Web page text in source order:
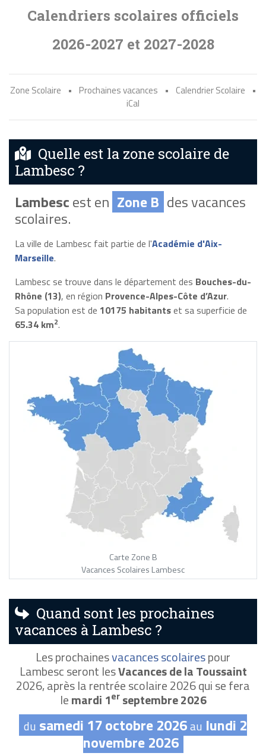
Calendriers scolaires officiels
2026-2027 et 2027-2028
Zone Scolaire • Prochaines vacances • Calendrier Scolaire
•
iCal
Quelle est la zone scolaire de
Lambesc ?
Lambescest en Zone B des vacances
scolaires.
La ville de Lambesc fait partie de l'Académie d'Aix-
Marseille.
Lambesc se trouve dans le département des Bouches-du-
Rhône (13), en région Provence-Alpes-Côte d’Azur.
Sa population est de 10175 habitantset sa superficie de
65.34 km2.
Carte Zone B
Vacances Scolaires Lambesc
Quand sont les prochaines
vacances à Lambesc ?
Les prochainesvacances scolairespour
Lambesc seront lesVacances de la Toussaint
2026, après la rentrée scolaire 2026 qui se fera
lemardi 1erseptembre 2026
du samedi 17 octobre 2026au lundi 2
novembre 2026